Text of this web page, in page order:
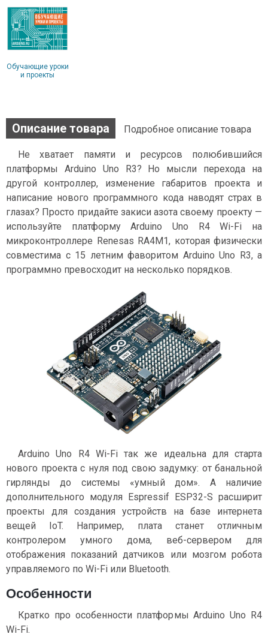
Обучающие уроки
и проекты
Описание товара Подробное описание товара
Не хватает памяти и ресурсов полюбившийся
платформы Arduino Uno R3? Но мысли перехода на
другой контроллер, изменение габаритов проекта и
написание нового программного кода наводят страх в
глазах? Просто придайте закиси азота своему проекту —
используйте платформу Arduino Uno R4 Wi-Fi на
микроконтроллере Renesas RA4M1, которая физически
совместима с 15 летним фаворитом Arduino Uno R3, а
программно превосходит на несколько порядков.
Arduino Uno R4 Wi-Fi так же идеальна для старта
нового проекта с нуля под свою задумку: от банальной
гирлянды до системы «умный дом». А наличие
дополнительного модуля Espressif ESP32-S расширит
проекты для создания устройств на базе интернета
вещей IoT. Например, плата станет отличным
контролером умного дома, веб-сервером для
отображения показаний датчиков или мозгом робота
управляемого по Wi-Fi или Bluetooth.
Особенности
Кратко про особенности платформы Arduino Uno R4
Wi-Fi.